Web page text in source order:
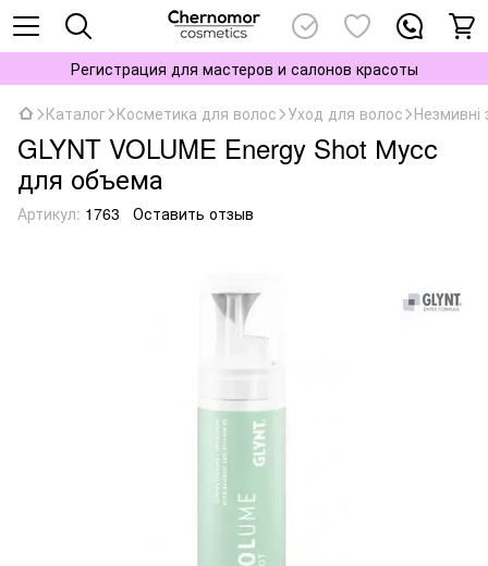
Регистрация для мастеров и салонов красоты
Каталог Косметика для волос Уход для волос
GLYNT VOLUME Energy Shot Мусс
для объема
Артикул: 1763 Оставить отзыв